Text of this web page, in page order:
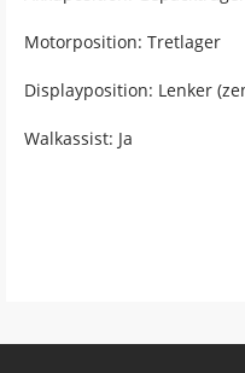
Motorposition: Tretlager
Displayposition: Lenker
Walkassist: Ja